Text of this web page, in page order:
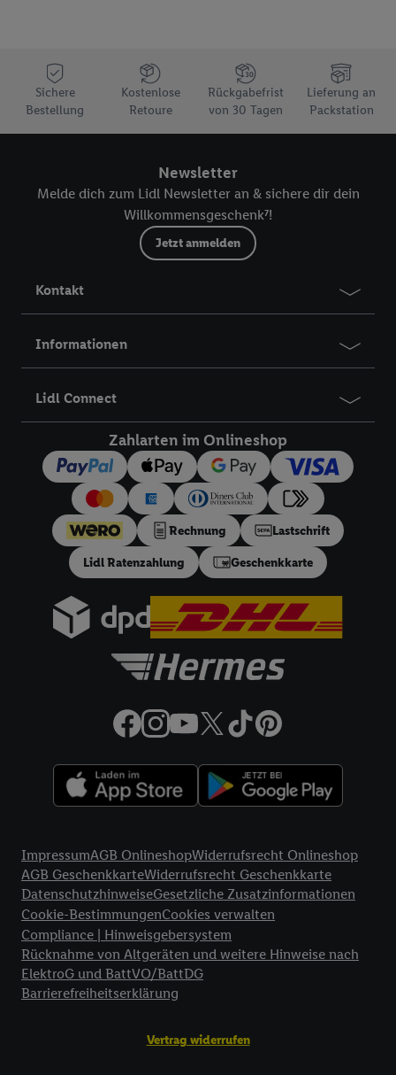
Sichere
Bestellung
Kostenlose
Retoure
Rückgabefrist
von 30 Tagen
Lieferung an
Packstation
Newsletter
Melde dich zum Lidl Newsletter an & sichere dir dein
Willkommensgeschenk⁷!
Jetzt anmelden
Kontakt
Informationen
Lidl Connect
Zahlarten im Onlineshop
Rechnung Lastschrift
Lidl Ratenzahlung Geschenkkarte
ImpressumAGB OnlineshopWiderrufsrecht Onlineshop
AGB GeschenkkarteWiderrufsrecht Geschenkkarte
DatenschutzhinweiseGesetzliche Zusatzinformationen
Cookie-BestimmungenCookies verwalten
Compliance | Hinweisgebersystem
Rücknahme von Altgeräten und weitere Hinweise nach
ElektroG und BattVO/BattDG
Barrierefreiheitserklärung
Vertrag widerrufen